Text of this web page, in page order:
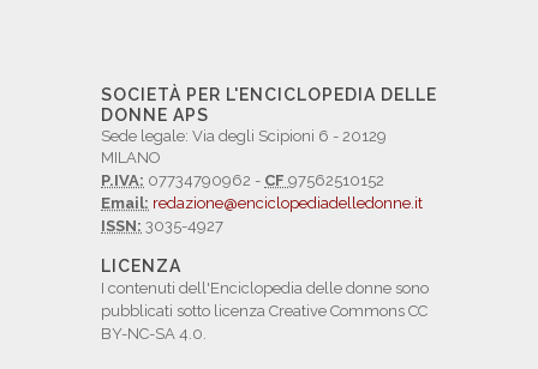
SOCIETÀ PER L'ENCICLOPEDIA DELLE
DONNE APS
Sede legale: Via degli Scipioni 6 - 20129
MILANO
P.IVA: 07734790962 - CF 97562510152
Email: redazione@enciclopediadelledonne.it
ISSN: 3035-4927
LICENZA
I contenuti dell'Enciclopedia delle donne sono
pubblicati sotto licenza Creative Commons CC
BY-NC-SA 4.0.